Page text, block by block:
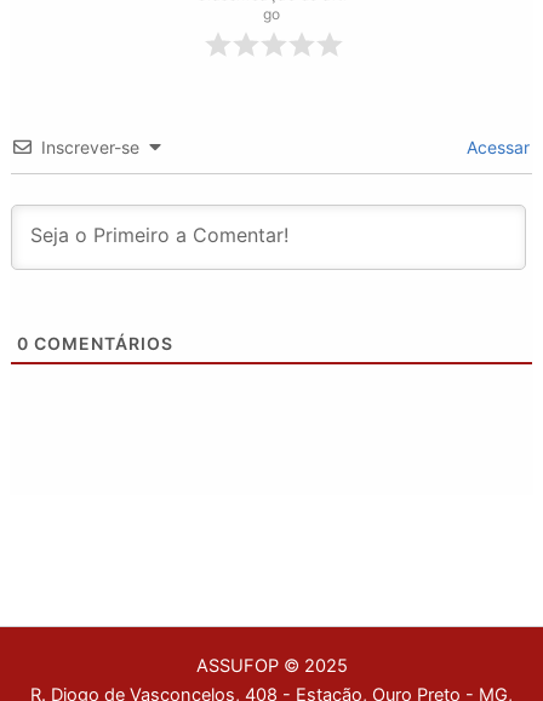
go
Inscrever-se Acessar
0 COMENTÁRIOS
ASSUFOP © 2025
R. Diogo de Vasconcelos, 408 - Estação, Ouro Preto - MG,